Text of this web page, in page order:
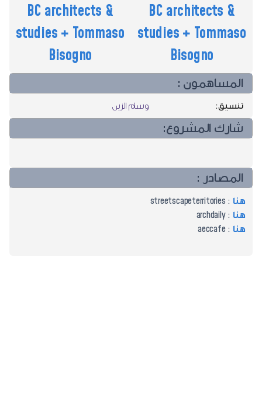
BC architects &
studies + Tommaso
Bisogno
BC architects &
studies + Tommaso
Bisogno
المساهمون :
تنسيق: وسام الزين
شارك المشروع:
المصادر :
هنا : streetscapeterritories
هنا : archdaily
هنا : aeccafe